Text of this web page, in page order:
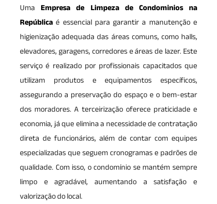
Uma Empresa de Limpeza de Condominios na
República é essencial para garantir a manutenção e
higienização adequada das áreas comuns, como halls,
elevadores, garagens, corredores e áreas de lazer. Este
serviço é realizado por profissionais capacitados que
utilizam produtos e equipamentos específicos,
assegurando a preservação do espaço e o bem-estar
dos moradores. A terceirização oferece praticidade e
economia, já que elimina a necessidade de contratação
direta de funcionários, além de contar com equipes
especializadas que seguem cronogramas e padrões de
qualidade. Com isso, o condomínio se mantém sempre
limpo e agradável, aumentando a satisfação e
valorização do local.